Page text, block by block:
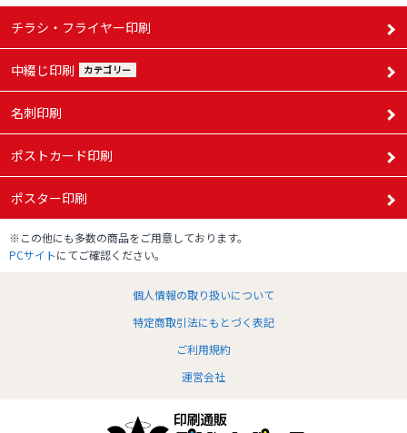
チラシ・フライヤー印刷
中綴じ印刷 カテゴリー
名刺印刷
ポストカード印刷
ポスター印刷
※この他にも多数の商品をご用意しております。
PCサイトにてご確認ください。
個人情報の取り扱いについて
特定商取引法にもとづく表記
ご利用規約
運営会社